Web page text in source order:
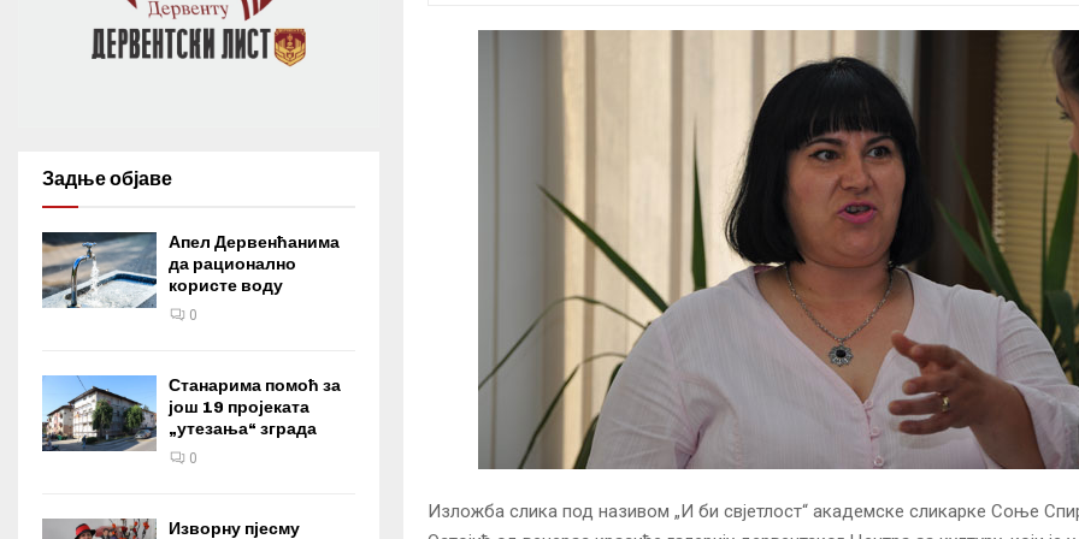
Изложба слика под називом „И би свјетлост“ академске сликарке Соње
Задње објаве
Апел Дервенћанима
да рационално
користе воду
0
Станарима помоћ за
још 19 пројеката
„утезања“ зграда
0
Изворну пјесму